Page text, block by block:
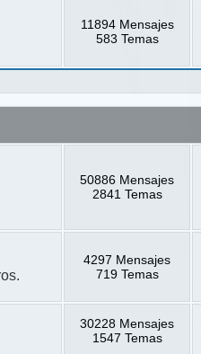
11894 Mensajes
583 Temas
50886 Mensajes
2841 Temas
4297 Mensajes
719 Temas
30228 Mensajes
1547 Temas